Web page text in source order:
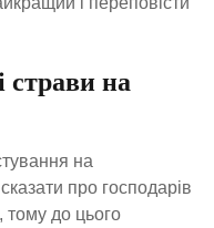
страви на
на
про господарів
тому до цього